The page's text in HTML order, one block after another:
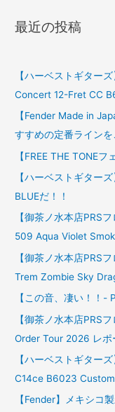
最近の投稿
【ハーベストギター
Concert 12-Fret CC
【Fender Made in
すすめの定番ラインを
【FREE THE TONE
【ハーベストギター
BLUEだ！！
【御茶ノ水本店PRS
509 Aqua Violet
【御茶ノ水本店PRS
Trem Zombie Sky
【この音、凄い！！-
【御茶ノ水本店PRS
Order Tour 2026 レポ
【ハーベストギター
C14ce B6023
【Fender】メキシコ